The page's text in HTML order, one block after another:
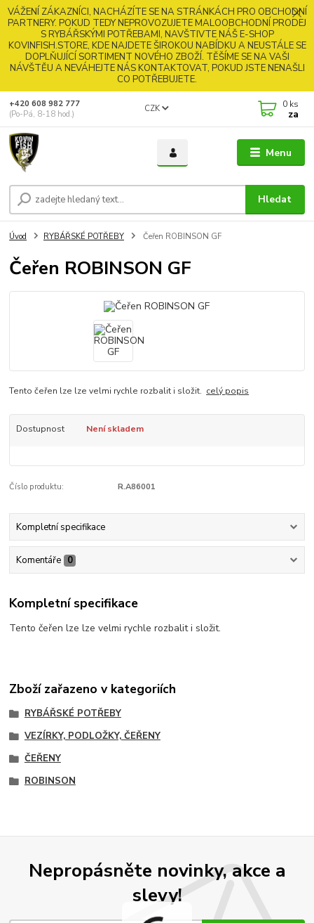
VÁŽENÍ ZÁKAZNÍCI, NACHÁZÍTE SE NA STRÁNKÁCH PRO OBCHODNÍ
PARTNERY. POKUD TEDY NEPROVOZUJETE MALOOBCHODNÍ PRODEJ
S RYBÁŘSKÝMI POTŘEBAMI, NAVŠTIVTE NÁŠ E-SHOP
KOVINFISH.STORE, KDE NAJDETE ŠIROKOU NABÍDKU A NEUSTÁLE SE
DOPLŇUJÍCÍ SORTIMENT NOVÉHO ZBOŽÍ. TĚŠÍME SE NA VAŠI
NÁVŠTĚU A NEVÁHEJTE NÁS KONTAKTOVAT, POKUD JSTE NENAŠLI
CO POTŘEBUJETE.
Menu
CZK
Hledat
+420 608 982 777
(Po-Pá, 8-18 hod.)
0 ks
za
Úvod RYBÁŘSKÉ POTŘEBY Čeřen ROBINSON GF
Čeřen ROBINSON GF
Tento čeřen lze lze velmi rychle rozbalit i složit. celý popis
Dostupnost Není skladem
Číslo produktu: R.A86001
Kompletní specifikace
Komentáře 0
Kompletní specifikace
Tento čeřen lze lze velmi rychle rozbalit i složit.
Zboží zařazeno v kategoriích
RYBÁŘSKÉ POTŘEBY
VEZÍRKY, PODLOŽKY, ČEŘENY
ČEŘENY
ROBINSON
Nepropásněte novinky, akce a
slevy!